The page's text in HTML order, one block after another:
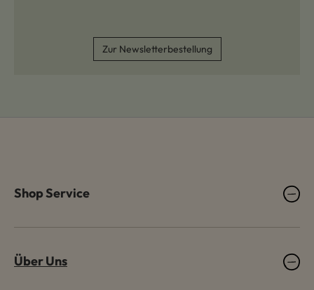
Zur Newsletterbestellung
Shop Service
Über Uns